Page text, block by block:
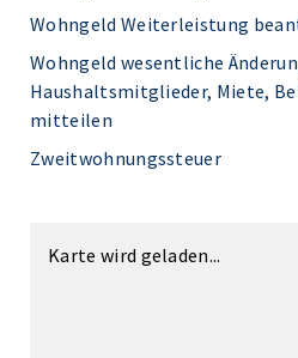
Wohngeld Weiterleistung
Wohngeld wesentliche
Haushaltsmitglieder, Miete,
mitteilen
Zweitwohnungssteuer
Karte wird geladen...